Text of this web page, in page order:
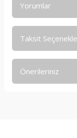
Yorumlar
Taksit
Önerileriniz